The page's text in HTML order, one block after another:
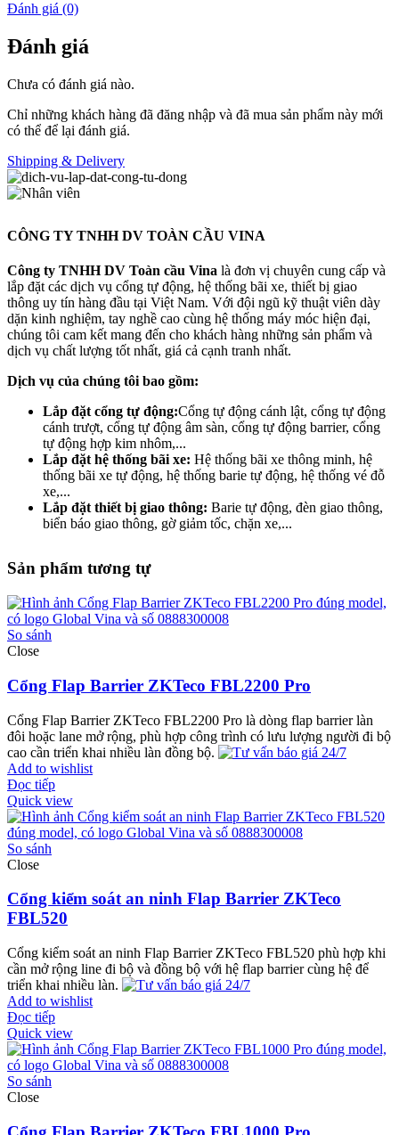
Đánh giá (0)
Đánh giá
Chưa có đánh giá nào.
Chỉ những khách hàng đã đăng nhập và đã mua sản phẩm này mới
có thể để lại đánh giá.
Shipping & Delivery
CÔNG TY TNHH DV TOÀN CẦU VINA
Công ty TNHH DV Toàn cầu Vina là đơn vị chuyên cung cấp và
lắp đặt các dịch vụ cổng tự động, hệ thống bãi xe, thiết bị giao
thông uy tín hàng đầu tại Việt Nam. Với đội ngũ kỹ thuật viên dày
dặn kinh nghiệm, tay nghề cao cùng hệ thống máy móc hiện đại,
chúng tôi cam kết mang đến cho khách hàng những sản phẩm và
dịch vụ chất lượng tốt nhất, giá cả cạnh tranh nhất.
Dịch vụ của chúng tôi bao gồm:
Lắp đặt cổng tự động:Cổng tự động cánh lật, cổng tự động
cánh trượt, cổng tự động âm sàn, cổng tự động barrier, cổng
tự động hợp kim nhôm,...
Lắp đặt hệ thống bãi xe: Hệ thống bãi xe thông minh, hệ
thống bãi xe tự động, hệ thống barie tự động, hệ thống vé đỗ
xe,...
Lắp đặt thiết bị giao thông: Barie tự động, đèn giao thông,
biển báo giao thông, gờ giảm tốc, chặn xe,...
Sản phẩm tương tự
So sánh
Close
Cổng Flap Barrier ZKTeco FBL2200 Pro
Cổng Flap Barrier ZKTeco FBL2200 Pro là dòng flap barrier làn
đôi hoặc lane mở rộng, phù hợp công trình có lưu lượng người đi bộ
cao cần triển khai nhiều làn đồng bộ.
Add to wishlist
Đọc tiếp
Quick view
So sánh
Close
Cổng kiểm soát an ninh Flap Barrier ZKTeco
FBL520
Cổng kiểm soát an ninh Flap Barrier ZKTeco FBL520 phù hợp khi
cần mở rộng line đi bộ và đồng bộ với hệ flap barrier cùng hệ để
triển khai nhiều làn.
Add to wishlist
Đọc tiếp
Quick view
So sánh
Close